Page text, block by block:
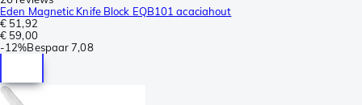
Eden Magnetic Knife Block EQB101 acaciahout
€ 51,92
€ 59,00
-12%Bespaar 7,08